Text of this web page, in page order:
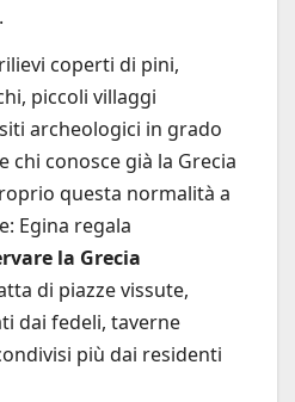
coperti di pini,
piccoli villaggi
archeologici in grado
chi conosce già la Grecia
questa normalità a
Egina regala
la Grecia
di piazze vissute,
dai fedeli, taverne
più dai residenti